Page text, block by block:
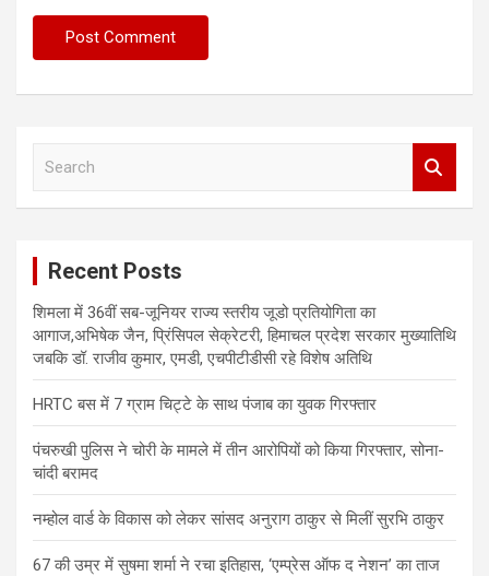
Recent Posts
शिमला में 36वीं सब-जूनियर राज्य स्तरीय जूडो प्रतियोगिता का
आगाज,अभिषेक जैन, प्रिंसिपल सेक्रेटरी, हिमाचल प्रदेश सरकार मुख्यातिथि
जबकि डॉ. राजीव कुमार, एमडी, एचपीटीडीसी रहे विशेष अतिथि
HRTC बस में 7 ग्राम चिट्टे के साथ पंजाब का युवक गिरफ्तार
पंचरुखी पुलिस ने चोरी के मामले में तीन आरोपियों को किया गिरफ्तार, सोना-
चांदी बरामद
नम्होल वार्ड के विकास को लेकर सांसद अनुराग ठाकुर से मिलीं सुरभि ठाकुर
67 की उम्र में सुषमा शर्मा ने रचा इतिहास, ‘एम्प्रेस ऑफ द नेशन’ का ताज